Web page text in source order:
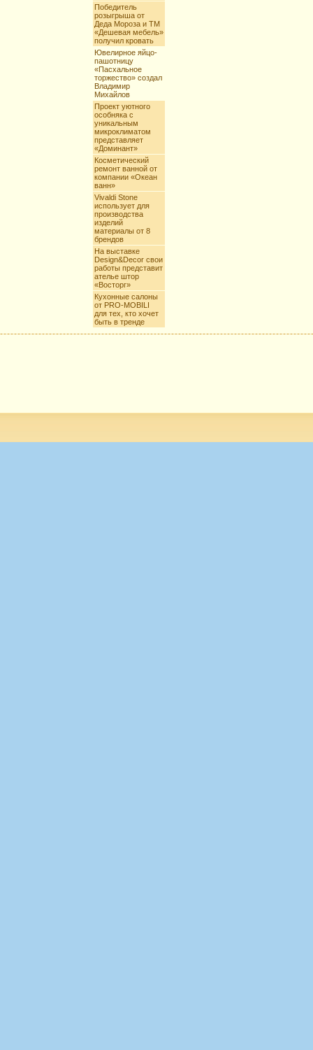
Победитель
розыгрыша от
Деда Мороза и ТМ
«Дешевая мебель»
получил кровать
Ювелирное яйцо-
пашотницу
«Пасхальное
торжество» создал
Владимир
Михайлов
Проект уютного
особняка с
уникальным
микроклиматом
представляет
«Доминант»
Косметический
ремонт ванной от
компании «Океан
ванн»
Vivaldi Stone
использует для
производства
изделий
материалы от 8
брендов
На выставке
Design&Decor свои
работы представит
ателье штор
«Восторг»
Кухонные салоны
от PRO-MOBILI
для тех, кто хочет
быть в тренде